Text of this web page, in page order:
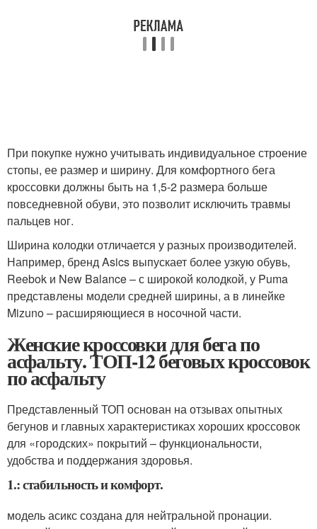
При покупке нужно учитывать индивидуальное строение
стопы, ее размер и ширину. Для комфортного бега
кроссовки должны быть на 1,5-2 размера больше
повседневной обуви, это позволит исключить травмы
пальцев ног.
Ширина колодки отличается у разных производителей.
Например, бренд Asics выпускает более узкую обувь,
Reebok и New Balance – с широкой колодкой, у Puma
представлены модели средней ширины, а в линейке
Mizuno – расширяющиеся в носочной части.
Женские кроссовки для бега по
асфальту. ТОП-12 беговых кроссовок
по асфальту
Представленный ТОП основан на отзывах опытных
бегунов и главных характеристиках хороших кроссовок
для «городских» покрытий – функциональности,
удобства и поддержания здоровья.
1.: стабильность и комфорт.
модель асикс создана для нейтральной пронации.